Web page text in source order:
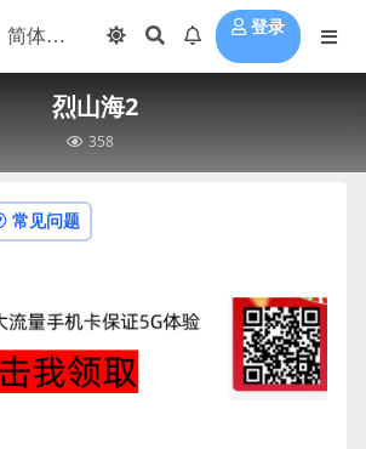
登录
烈山海2
358
常见问题